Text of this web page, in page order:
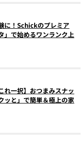
に！Schickのプレミア
」で始めるワンランク上
れ一択】おつまみスナッ
ッと」で簡単＆極上の家